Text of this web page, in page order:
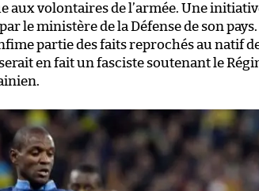
aux volontaires de l’armée. Une
le ministère de la Défense de son
partie des faits reprochés au natif
en fait un fasciste soutenant le